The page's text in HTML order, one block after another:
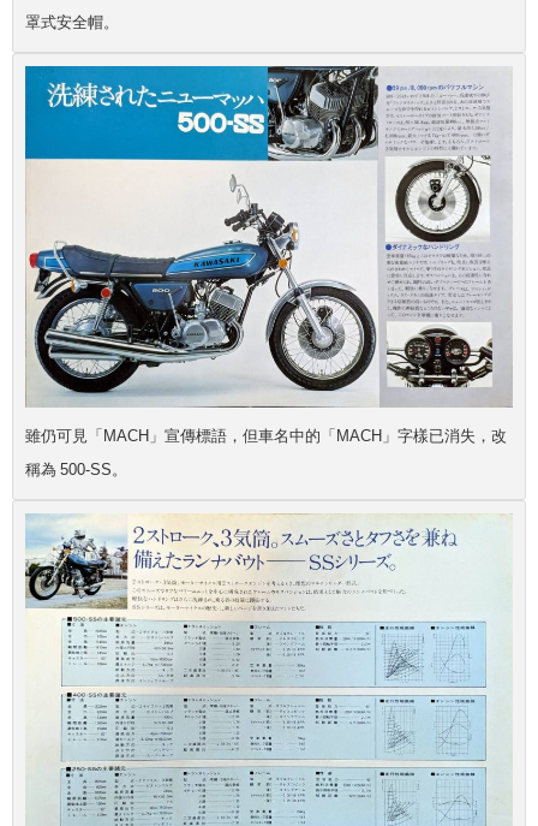
罩式安全帽。
雖仍可見「MACH」宣傳標語，但車名中的「MACH」字樣已消失，改
稱為 500-SS。